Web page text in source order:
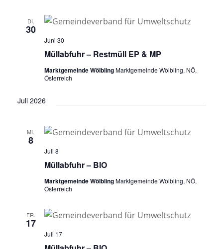
DI.
30
Müllabfuhr – Restmüll EP & MP
Juni 30
Marktgemeinde WölblingMarktgemeinde Wölbling, NÖ,
Österreich
Juli 2026
MI.
8
Müllabfuhr – BIO
Juli 8
Marktgemeinde WölblingMarktgemeinde Wölbling, NÖ,
Österreich
FR.
17
Juli 17